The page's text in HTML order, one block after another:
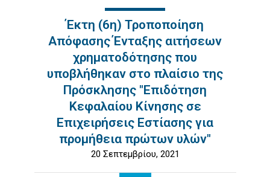
Έκτη (6η) Τροποποίηση
Απόφασης Ένταξης αιτήσεων
χρηματοδότησης που
υποβλήθηκαν στο πλαίσιο της
Πρόσκλησης "Επιδότηση
Κεφαλαίου Κίνησης σε
Επιχειρήσεις Εστίασης για
προμήθεια πρώτων υλών"
20 Σεπτεμβρίου, 2021